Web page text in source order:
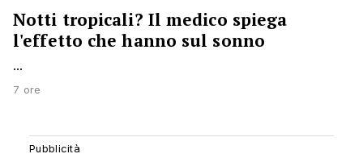
Notti tropicali? Il medico spiega
l'effetto che hanno sul sonno
...
7 ore